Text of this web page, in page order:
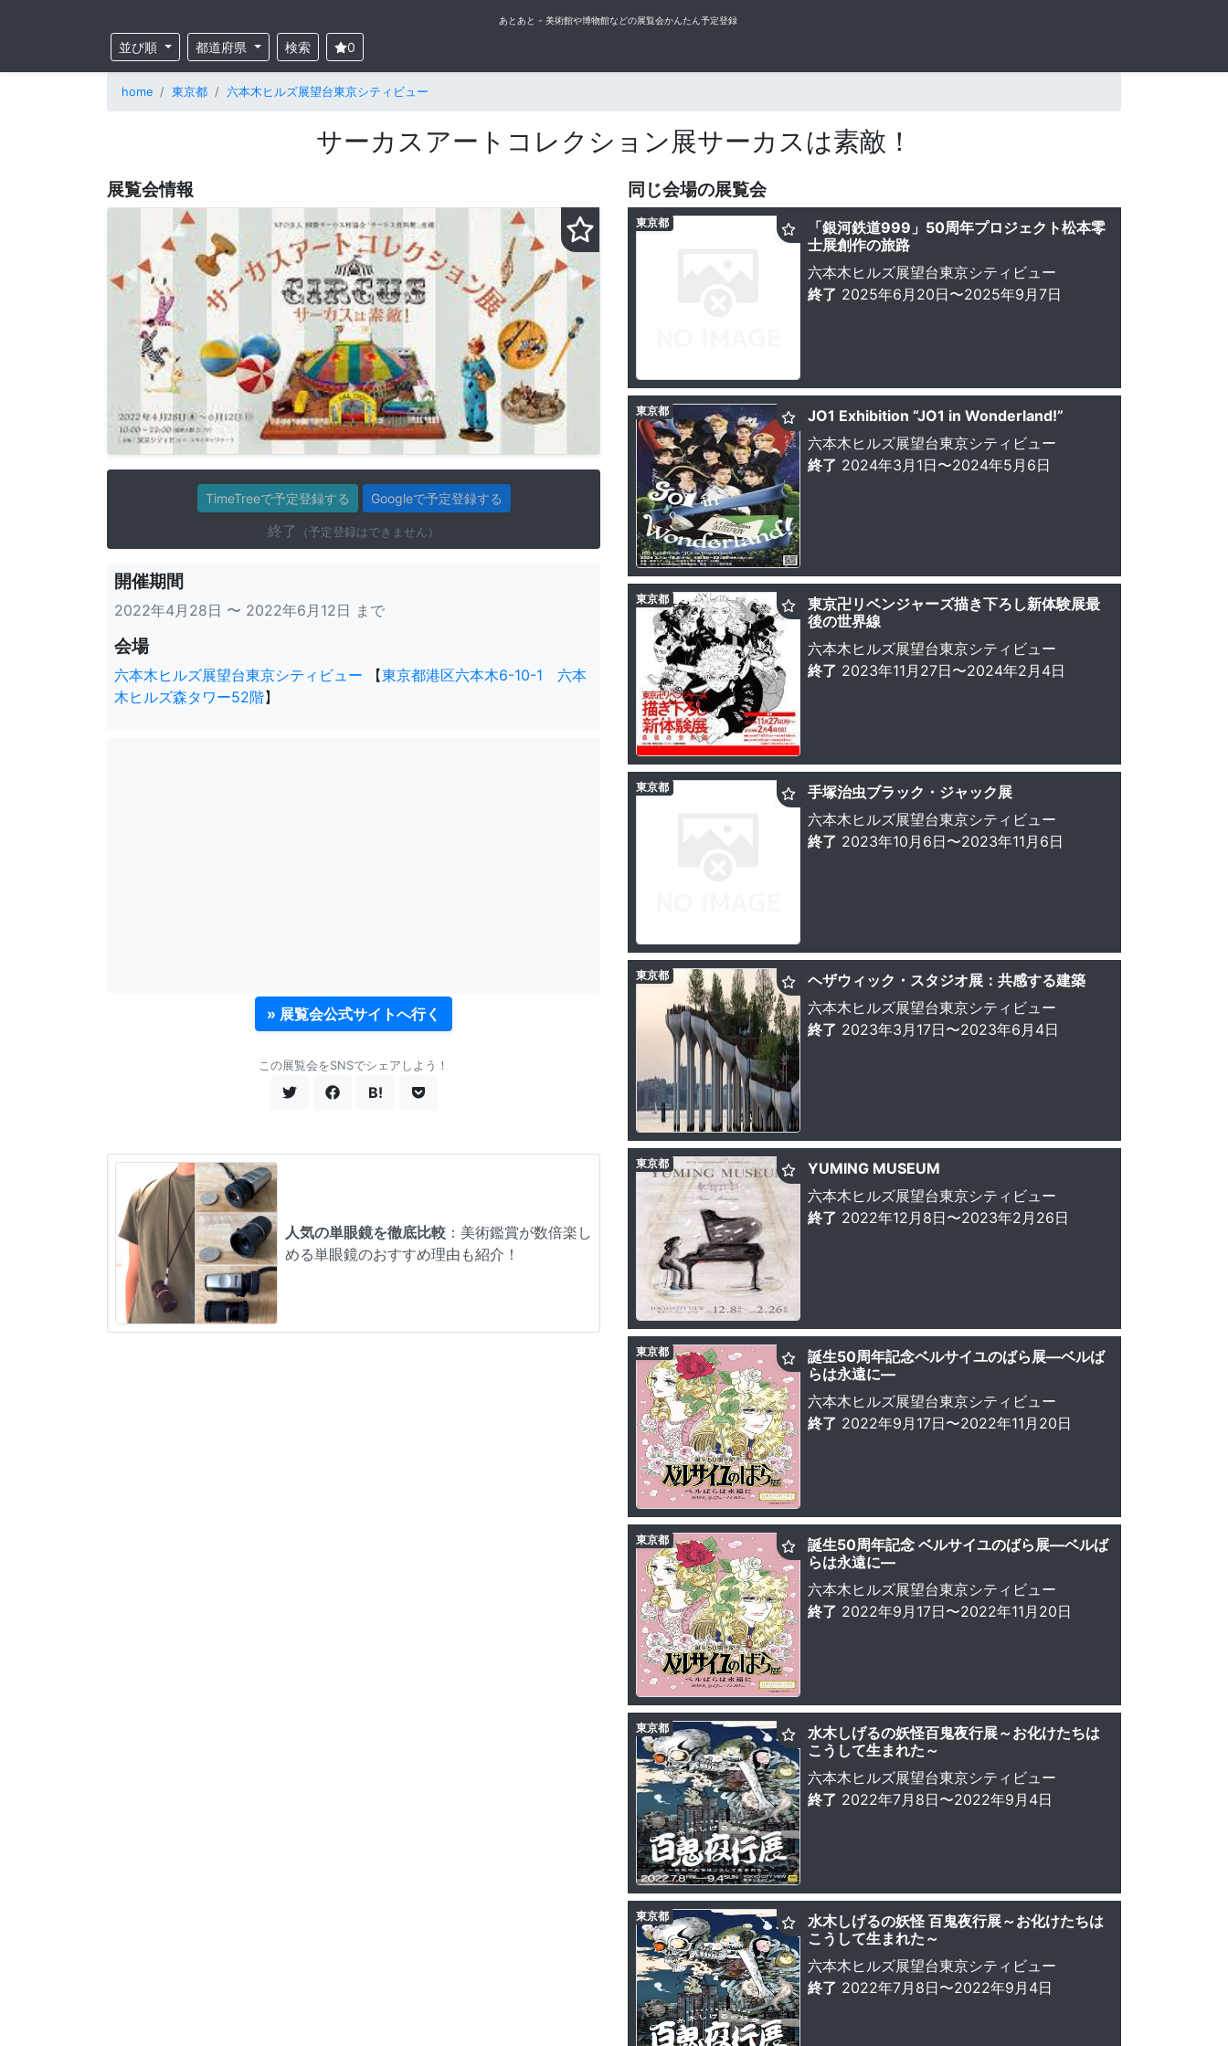
あとあと - 美術館や博物館などの展覧会かんたん予定登録
並び順 都道府県 検索 0
home 東京都 六本木ヒルズ展望台東京シティビュー
サーカスアートコレクション展サーカスは素敵！
展覧会情報
TimeTreeで予定登録する Googleで予定登録する
終了 （予定登録はできません）
開催期間
2022年4月28日 〜 2022年6月12日 まで
会場
六本木ヒルズ展望台東京シティビュー 【東京都港区六本木6-10-1 六本
木ヒルズ森タワー52階】
» 展覧会公式サイトへ行く
この展覧会をSNSでシェアしよう！
B!
人気の単眼鏡を徹底比較 ：美術鑑賞が数倍楽し
める単眼鏡のおすすめ理由も紹介！
同じ会場の展覧会
「銀河鉄道999」50周年プロジェクト松本零
士展創作の旅路
六本木ヒルズ展望台東京シティビュー
終了 2025年6月20日〜2025年9月7日
東京都
JO1 Exhibition “JO1 in Wonderland!”
六本木ヒルズ展望台東京シティビュー
終了 2024年3月1日〜2024年5月6日
東京都
東京卍リベンジャーズ描き下ろし新体験展最
後の世界線
六本木ヒルズ展望台東京シティビュー
終了 2023年11月27日〜2024年2月4日
東京都
手塚治虫ブラック・ジャック展
六本木ヒルズ展望台東京シティビュー
終了 2023年10月6日〜2023年11月6日
東京都
ヘザウィック・スタジオ展：共感する建築
六本木ヒルズ展望台東京シティビュー
終了 2023年3月17日〜2023年6月4日
東京都
YUMING MUSEUM
六本木ヒルズ展望台東京シティビュー
終了 2022年12月8日〜2023年2月26日
東京都
誕生50周年記念ベルサイユのばら展—ベルば
らは永遠に—
六本木ヒルズ展望台東京シティビュー
終了 2022年9月17日〜2022年11月20日
東京都
誕生50周年記念 ベルサイユのばら展—ベルば
らは永遠に—
六本木ヒルズ展望台東京シティビュー
終了 2022年9月17日〜2022年11月20日
東京都
水木しげるの妖怪百鬼夜行展～お化けたちは
こうして生まれた～
六本木ヒルズ展望台東京シティビュー
終了 2022年7月8日〜2022年9月4日
東京都
水木しげるの妖怪 百鬼夜行展～お化けたちは
こうして生まれた～
六本木ヒルズ展望台東京シティビュー
終了 2022年7月8日〜2022年9月4日
東京都